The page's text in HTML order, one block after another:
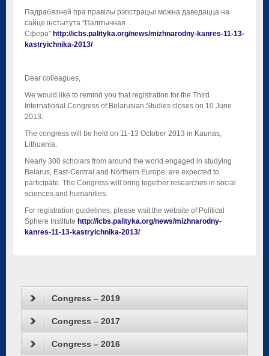
Congress – 2019
Congress – 2017
Congress – 2016
Падрабязней пра правілы рэгістрацыі можна даведацца на
сайце інстытута “Палітычная
Сфера” http://icbs.palityka.org/news/mizhnarodny-kanres-11-13-
kastryichnika-2013/
Dear colleagues,
We would like to remind you that registration for the Third
International Congress of Belarusian Studies closes on 10 June
2013.
The congress will be held on 11-13 October 2013 in Kaunas,
Lithuania.
Nearly 300 scholars from around the world engaged in studying
Belarus, East-Central and Northern Europe, are expected to
participate. The Congress will bring together researches in social
sciences and humanities.
For registration guidelines, please visit the website of Political
Sphere Institute http://icbs.palityka.org/news/mizhnarodny-
kanres-11-13-kastryichnika-2013/